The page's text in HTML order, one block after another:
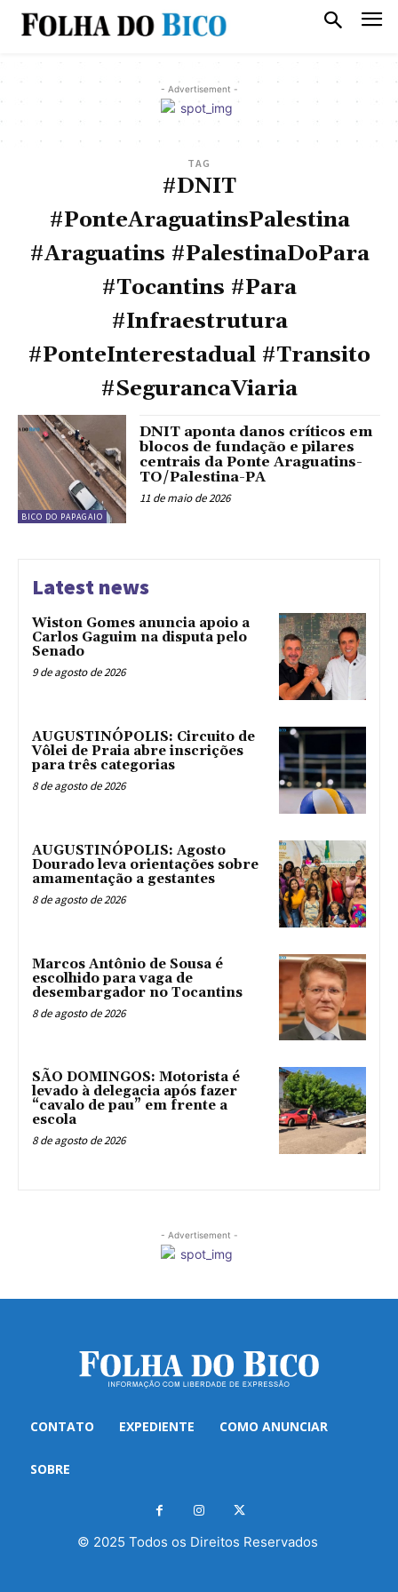
- Advertisement -
TAG
#DNIT
#PonteAraguatinsPalestina
#Araguatins #PalestinaDoPara
#Tocantins #Para
#Infraestrutura
#PonteInterestadual #Transito
#SegurancaViaria
BICO DO PAPAGAIO
DNIT aponta danos críticos em
blocos de fundação e pilares
centrais da Ponte Araguatins-
TO/Palestina-PA
11 de maio de 2026
Latest news
Wiston Gomes anuncia apoio a
Carlos Gaguim na disputa pelo
Senado
9 de agosto de 2026
AUGUSTINÓPOLIS: Circuito de
Vôlei de Praia abre inscrições
para três categorias
8 de agosto de 2026
AUGUSTINÓPOLIS: Agosto
Dourado leva orientações sobre
amamentação a gestantes
8 de agosto de 2026
Marcos Antônio de Sousa é
escolhido para vaga de
desembargador no Tocantins
8 de agosto de 2026
SÃO DOMINGOS: Motorista é
levado à delegacia após fazer
“cavalo de pau” em frente a
escola
8 de agosto de 2026
- Advertisement -
CONTATO EXPEDIENTE COMO ANUNCIAR
SOBRE
© 2025 Todos os Direitos Reservados